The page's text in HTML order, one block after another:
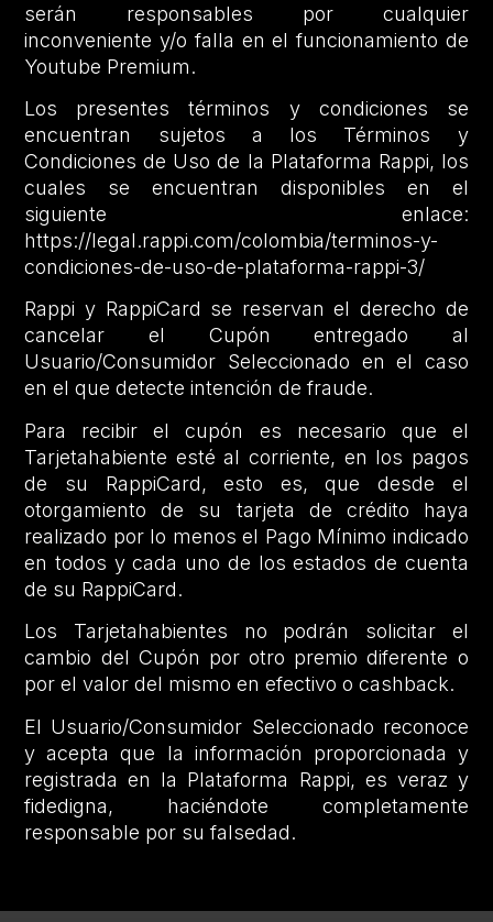
serán responsables por cualquier
inconveniente y/o falla en el funcionamiento de
Youtube Premium.
Los presentes términos y condiciones se
encuentran sujetos a los Términos y
Condiciones de Uso de la Plataforma Rappi, los
cuales se encuentran disponibles en el
siguiente enlace:
https://legal.rappi.com/colombia/terminos-y-
condiciones-de-uso-de-plataforma-rappi-3/
Rappi y RappiCard se reservan el derecho de
cancelar el Cupón entregado al
Usuario/Consumidor Seleccionado en el caso
en el que detecte intención de fraude.
Para recibir el cupón es necesario que el
Tarjetahabiente esté al corriente, en los pagos
de su RappiCard, esto es, que desde el
otorgamiento de su tarjeta de crédito haya
realizado por lo menos el Pago Mínimo indicado
en todos y cada uno de los estados de cuenta
de su RappiCard.
Los Tarjetahabientes no podrán solicitar el
cambio del Cupón por otro premio diferente o
por el valor del mismo en efectivo o cashback.
El Usuario/Consumidor Seleccionado reconoce
y acepta que la información proporcionada y
registrada en la Plataforma Rappi, es veraz y
fidedigna, haciéndote completamente
responsable por su falsedad.